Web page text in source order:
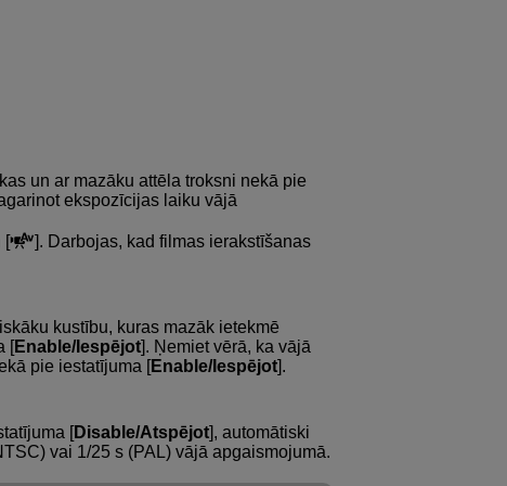
un ar mazāku attēla troksni nekā pie
ekspozīcijas laiku vājā
[
]. Darbojas, kad filmas ierakstīšanas
kustību, kuras mazāk ietekmē
[Enable/Iespējot]. Ņemiet vērā, ka vājā
pie iestatījuma [Enable/Iespējot].
[Disable/Atspējot], automātiski
vai 1/25 s (PAL) vājā apgaismojumā.